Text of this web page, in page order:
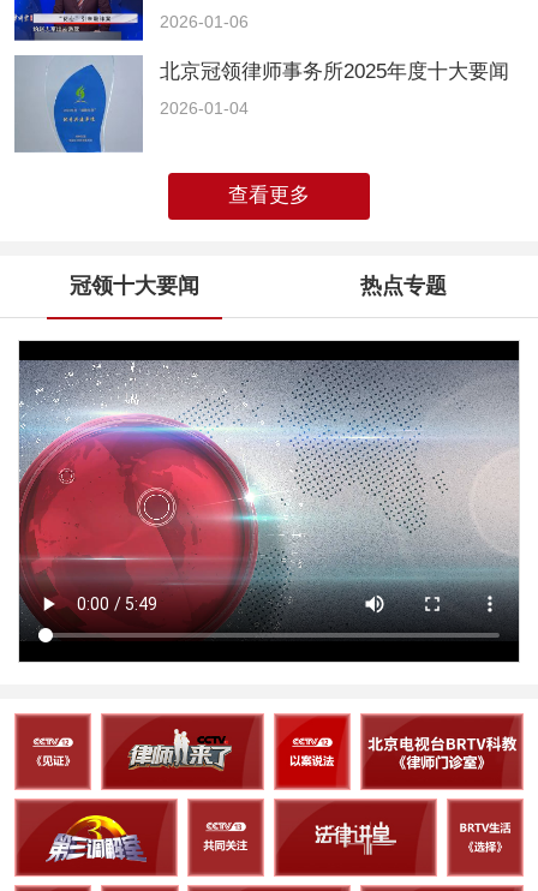
2026-01-06
北京冠领律师事务所2025年度十大要闻
2026-01-04
查看更多
冠领十大要闻 热点专题